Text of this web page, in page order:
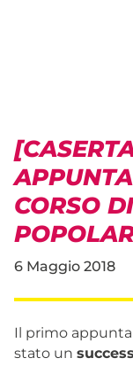
CORSO
6 Maggio 2018
Il primo
stato un